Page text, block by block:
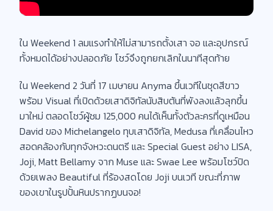
ใน Weekend 1 ลมแรงทำให้ไม่สามารถตั้งเสา จอ และอุปกรณ์
ทั้งหมดได้อย่างปลอดภัย โชว์จึงถูกยกเลิกในนาทีสุดท้าย
ใน Weekend 2 วันที่ 17 เมษายน Anyma ขึ้นเวทีในชุดสีขาว
พร้อม Visual ที่เปิดด้วยเสาดิจิทัลนับสิบต้นที่พังลงแล้วลุกขึ้น
มาใหม่ ตลอดโชว์ผู้ชม 125,000 คนได้เห็นทั้งตัวละครที่ดูเหมือน
David ของ Michelangelo ทุบเสาดิจิทัล, Medusa ที่เคลื่อนไหว
สอดคล้องกับทุกจังหวะดนตรี และ Special Guest อย่าง LISA,
Joji, Matt Bellamy จาก Muse และ Swae Lee พร้อมโชว์ปิด
ด้วยเพลง Beautiful ที่ร้องสดโดย Joji บนเวที ขณะที่ภาพ
ของเขาในรูปปั้นหินปรากฏบนจอ!